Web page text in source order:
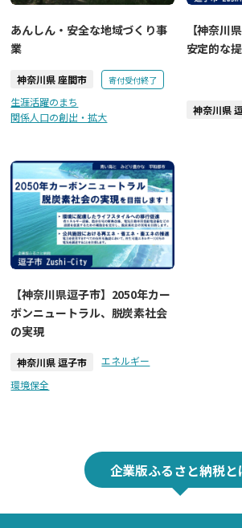
あんしん・安全な地域づくり事
業
神奈川県 座間市 寄付受付終了
生涯活躍のまち
関係人口の創出・拡大
【神奈川
安定的な
神奈川県
【神奈川県逗子市】2050年カー
ボンニュートラル、脱炭素社会
の実現
神奈川県 逗子市
エネルギー
環境保全
企業版ふるさと納税と